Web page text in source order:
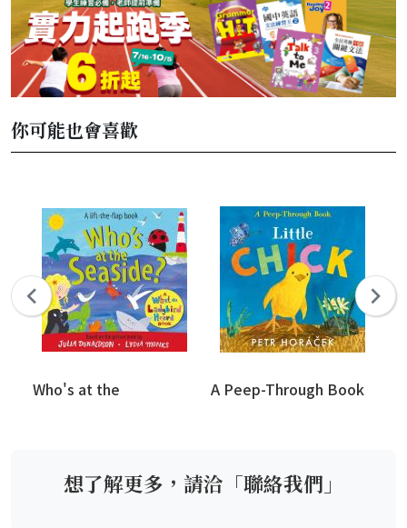
熟，而無法理解書籍內容的窘境。第三，這套書的內容含括天文科
學、文學及教育。每一本書都根據一個主題來編寫，而且與每這個
主題有關的單字都會出現在內文中。
你可能也會喜歡
Who's at the A Peep-Through Book
想了解更多，請洽「聯絡我們」